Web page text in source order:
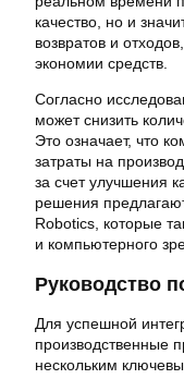
качество, но и
возвратов и
экономии средств.
Согласно
может снизить
Это означает, что
затраты на
за счет улучшения
решения
Robotics, которые
и компьютерного
Руководство
Для успешной
производственные
нескольким